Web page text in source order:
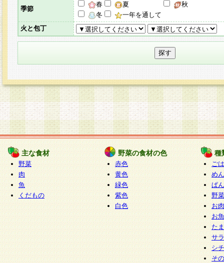
季節
春 夏
秋
冬
一年を通して
火と包丁
主な食材
野菜
肉
魚
くだもの
野菜の食材の色
赤色
黄色
緑色
紫色
白色
種
ご
めん
ぱん
野
お
お
た
サ
シ
そ